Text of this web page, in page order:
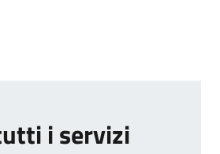
i servizi